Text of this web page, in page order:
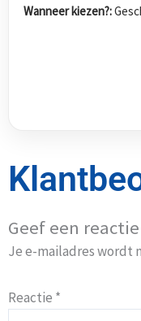
Wanneer kiezen?:
Geef een reactie
Je e-mailadres wordt
Reactie *